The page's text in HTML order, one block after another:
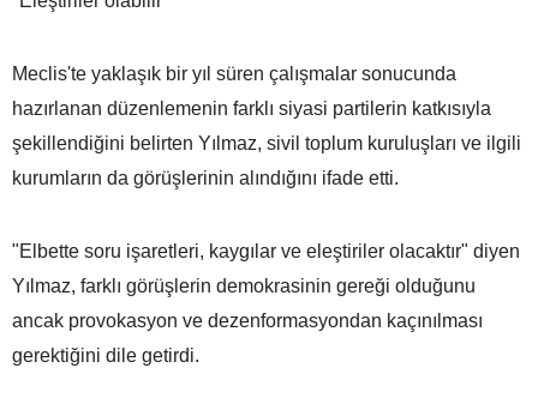
Meclis'te yaklaşık bir yıl süren çalışmalar sonucunda
hazırlanan düzenlemenin farklı siyasi partilerin katkısıyla
şekillendiğini belirten Yılmaz, sivil toplum kuruluşları ve ilgili
kurumların da görüşlerinin alındığını ifade etti.
"Elbette soru işaretleri, kaygılar ve eleştiriler olacaktır" diyen
Yılmaz, farklı görüşlerin demokrasinin gereği olduğunu
ancak provokasyon ve dezenformasyondan kaçınılması
gerektiğini dile getirdi.